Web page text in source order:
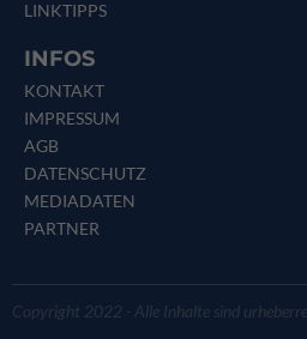
LINKTIPPS
INFOS
KONTAKT
IMPRESSUM
AGB
DATENSCHUTZ
MEDIADATEN
PARTNER
Copyright 2022 - Alle Inhalte sind